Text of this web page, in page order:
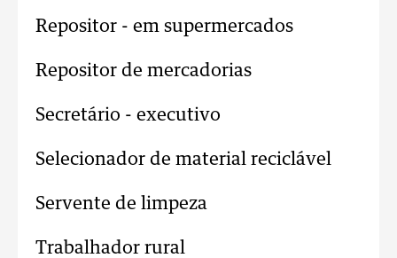
Repositor - em supermercados
Repositor de mercadorias
Secretário - executivo
Selecionador de material reciclável
Servente de limpeza
Trabalhador rural